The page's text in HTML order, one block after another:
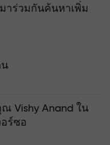
าร่วมกันค้นหาเพิ่ม
Vishy Anand ใน
ร์ซอ